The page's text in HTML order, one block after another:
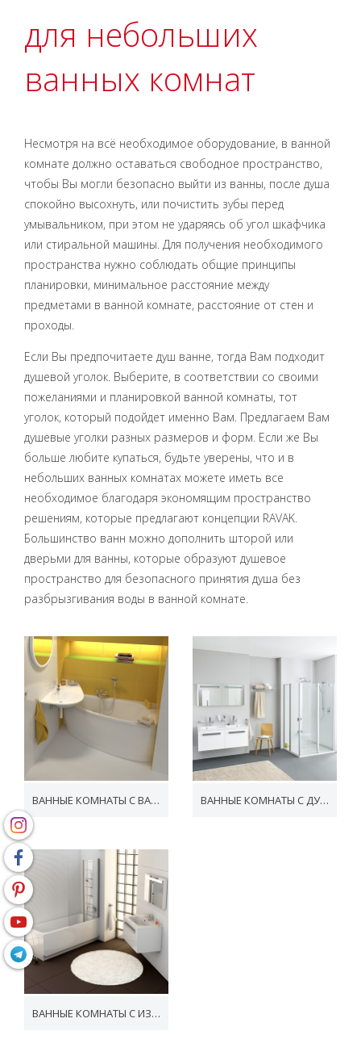
для небольших
ванных комнат
Несмотря на всё необходимое оборудование, в ванной
комнате должно оставаться свободное пространство,
чтобы Вы могли безопасно выйти из ванны, после душа
спокойно высохнуть, или почистить зубы перед
умывальником, при этом не ударяясь об угол шкафчика
или стиральной машины. Для получения необходимого
пространства нужно соблюдать общие принципы
планировки, минимальное расстояние между
предметами в ванной комнате, расстояние от стен и
проходы.
Если Вы предпочитаете душ ванне, тогда Вам подходит
душевой уголок. Выберите, в соответствии со своими
пожеланиями и планировкой ванной комнаты, тот
уголок, который подойдет именно Вам. Предлагаем Вам
душевые уголки разных размеров и форм. Если же Вы
больше любите купаться, будьте уверены, что и в
небольших ванных комнатах можете иметь все
необходимое благодаря экономящим пространство
решениям, которые предлагают концепции RAVAK.
Большинство ванн можно дополнить шторой или
дверьми для ванны, которые образуют душевое
пространство для безопасного принятия душа без
разбрызгивания воды в ванной комнате.
ВАННЫЕ КОМНАТЫ С ВАННОЙ ВАННЫЕ КОМНАТЫ С ДУШЕВЫМ УГОЛКОМ
ВАННЫЕ КОМНАТЫ С ИЗДЕЛИЯМИ СHROME